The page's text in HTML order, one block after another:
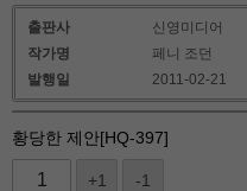
출판사
신영미디어
작가명
페니 조던
발행일
2011-02-21
황당한 제안[HQ-397]
+1 -1